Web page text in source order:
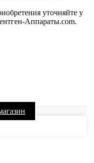
уточняйте у
Аппараты.com.